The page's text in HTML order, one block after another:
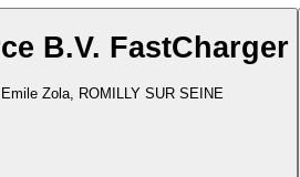
B.V. FastCharger
Zola, ROMILLY SUR SEINE